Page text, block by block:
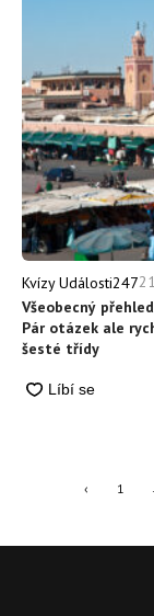
Kvízy Události247
Všeobecný
Pár otázek ale
šesté třídy
‹ 1